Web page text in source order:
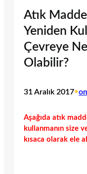
Atık
Yeniden
Çevreye
Olabilir?
31 Aralık 2017•
Aşağıda atık
kullanmanın size
kısaca olarak ele